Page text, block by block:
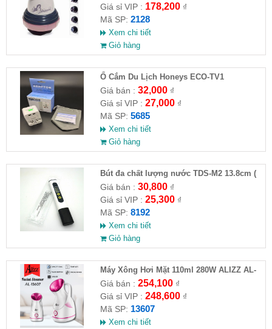
Giá sỉ VIP : 178,200₫
Mã SP: 2128
Xem chi tiết
Giỏ hàng
Ổ Cắm Du Lịch Honeys ECO-TV1
Giá bán : 32,000₫
Giá sỉ VIP : 27,000₫
Mã SP: 5685
Xem chi tiết
Giỏ hàng
Bút đa chất lượng nước TDS-M2 13.8cm (
HĐ )
Giá bán : 30,800₫
Giá sỉ VIP : 25,300₫
Mã SP: 8192
Xem chi tiết
Giỏ hàng
Máy Xông Hơi Mặt 110ml 280W ALIZZ AL-
13607( HĐ )
Giá bán : 254,100₫
Giá sỉ VIP : 248,600₫
Mã SP: 13607
Xem chi tiết